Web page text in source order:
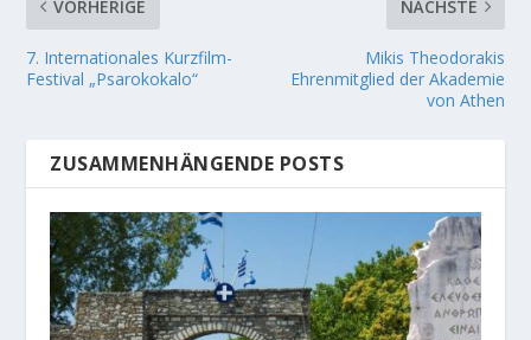
VORHERIGE
7. Internationales Kurzfilm-
Festival „Psarokokalo“
NÄCHSTE
Mikis Theodorakis
Ehrenmitglied der Akademie
von Athen
ZUSAMMENHÄNGENDE POSTS